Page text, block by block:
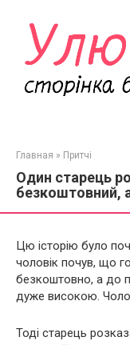
контенту
Главная » Притчі
Один старець
безкоштовний,
Цю історію було
чоловік почув, що
безкоштовно, а до
дуже високою.
Тоді старець